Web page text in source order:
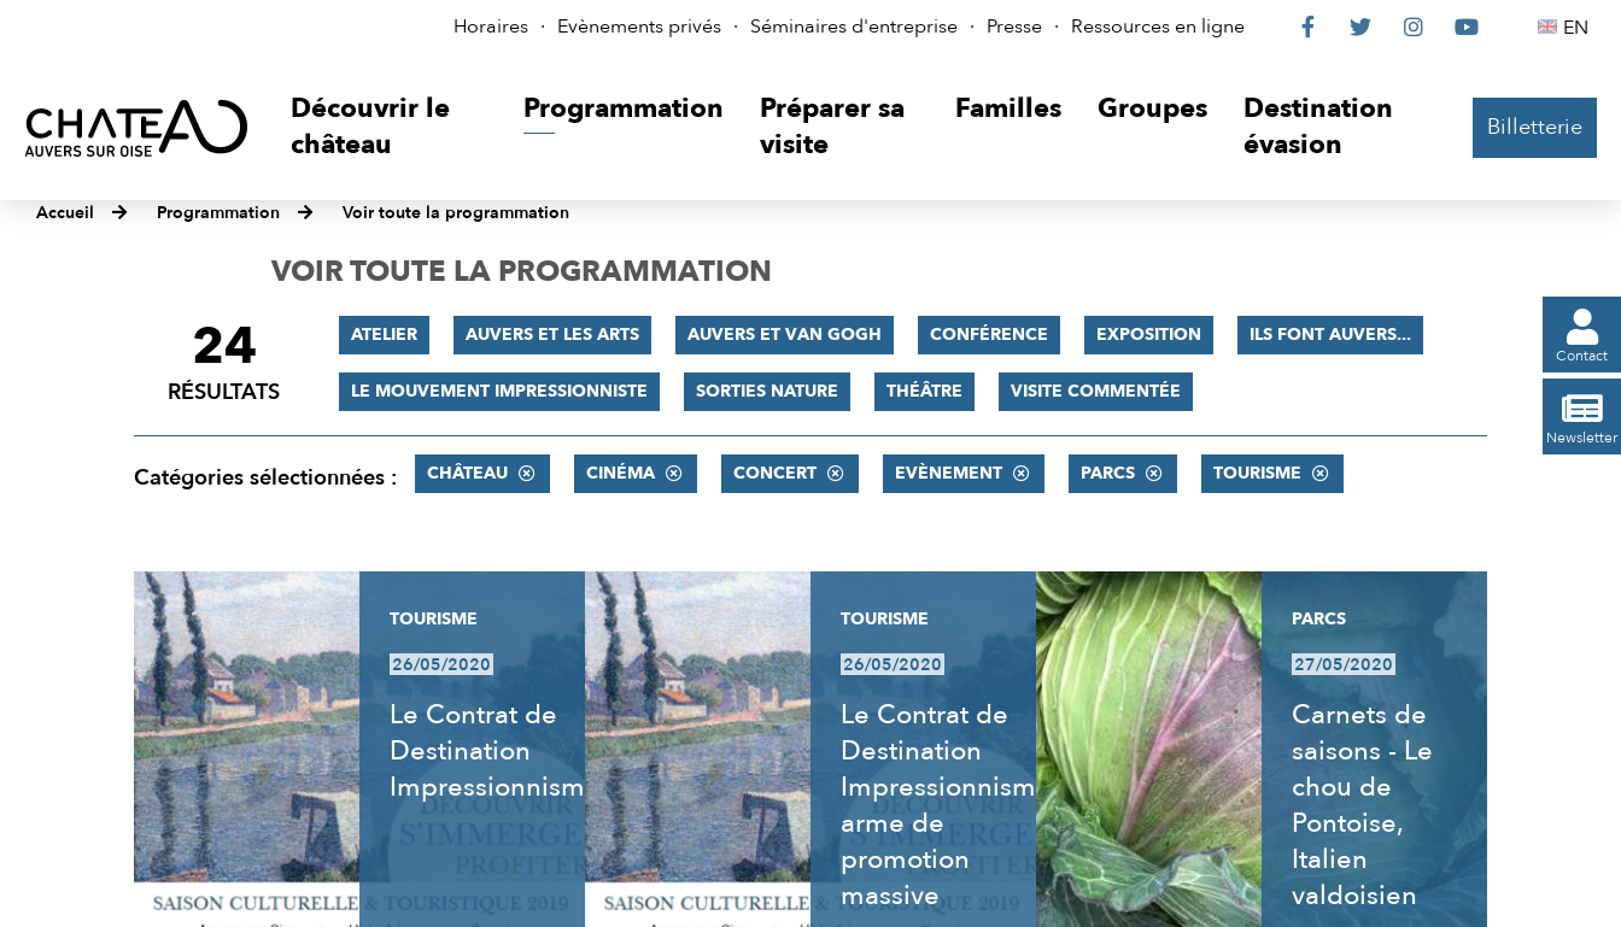
Horaires Evènements privés Séminaires d'entreprise Presse Ressources en ligne
Le
sur

Le

Le

Le
 EN
Découvrir le
château
Programmation
Préparer sa
visite
Familles Groupes
Destination
évasion
Billetterie
Accueil Programmation Voir toute la programmation

Contact

Newsletter
VOIR TOUTE LA PROGRAMMATION
FILTRER
RÉSULTATS
24
RÉSULTATS
ATELIER AUVERS ET LES ARTS AUVERS ET VAN GOGH CONFÉRENCE EXPOSITION ILS FONT AUVERS...
LE MOUVEMENT IMPRESSIONNISTE SORTIES NATURE THÉÂTRE VISITE COMMENTÉE
Catégories sélectionnées : CHÂTEAU CINÉMA CONCERT EVÈNEMENT PARCS TOURISME
RÉSULTATS
TOURISME
26/05/2020
Le Contrat de
Destination
Impressionnisme
TOURISME
26/05/2020
Le Contrat de
Destination
Impressionnisme,
arme de
promotion
massive
PARCS
27/05/2020
Carnets de
saisons - Le
chou de
Pontoise,
Italien
valdoisien